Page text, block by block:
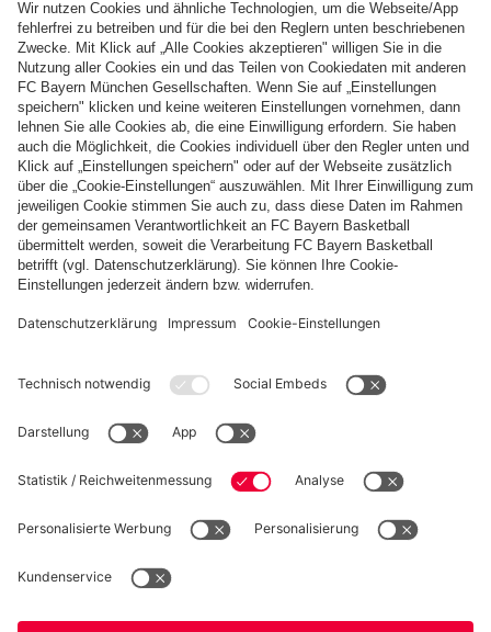
SAISON DER SUPERLATIVE
Die 35. Deutsche Meisterschaft des FC Bayern
in Zahlen
Weitere Inhalte anzeigen
PARTNER